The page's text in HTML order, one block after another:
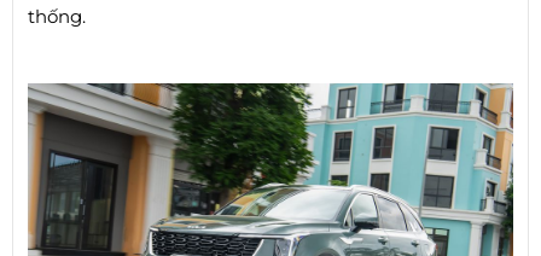
thống.